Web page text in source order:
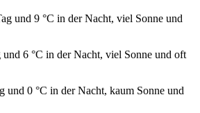
und 9 °C in der Nacht, viel Sonne und
und 6 °C in der Nacht, viel Sonne und oft
und 0 °C in der Nacht, kaum Sonne und